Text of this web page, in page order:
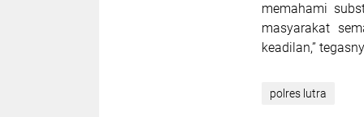
memahami
masyarakat
keadilan,”
polres lutra